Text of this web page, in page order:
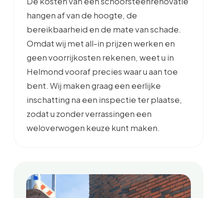
hangen af van de hoogte, de
bereikbaarheid en de mate van schade.
Omdat wij met all-in prijzen werken en
geen voorrijkosten rekenen, weet u in
Helmond vooraf precies waar u aan toe
bent. Wij maken graag een eerlijke
inschatting na een inspectie ter plaatse,
zodat u zonder verrassingen een
weloverwogen keuze kunt maken.